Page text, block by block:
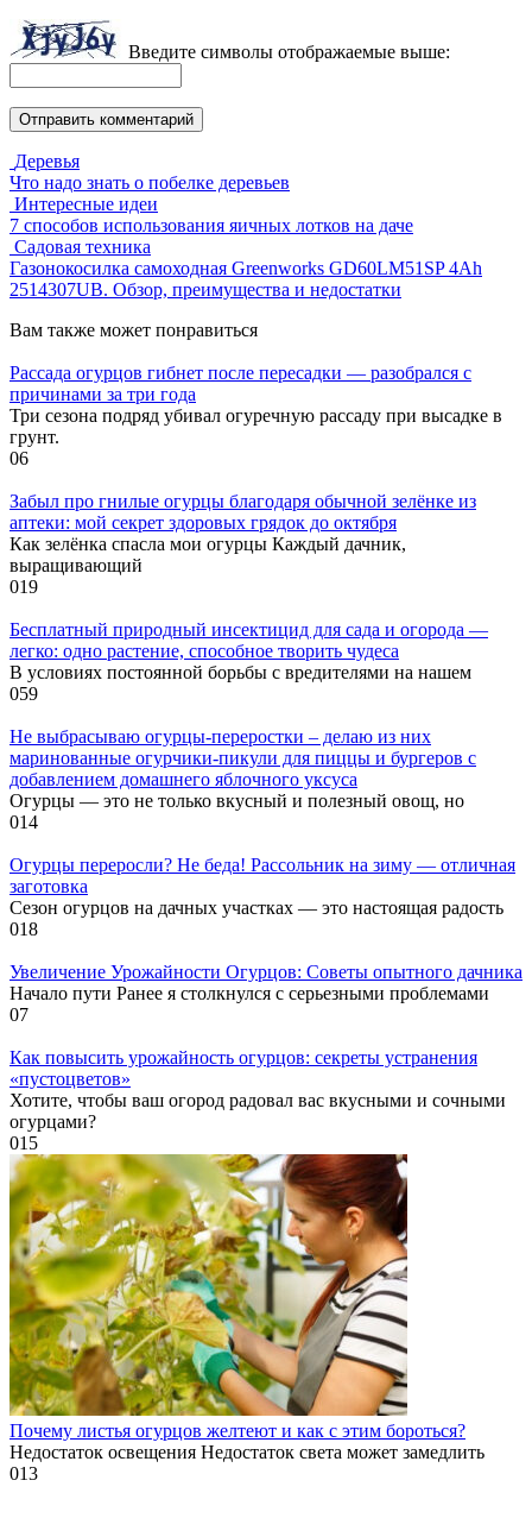
Введите символы отображаемые выше:
Деревья
Что надо знать о побелке деревьев
Интересные идеи
7 способов использования яичных лотков на даче
Садовая техника
Газонокосилка самоходная Greenworks GD60LM51SP 4Ah
2514307UB. Обзор, преимущества и недостатки
Вам также может понравиться
Рассада огурцов гибнет после пересадки — разобрался с
причинами за три года
Три сезона подряд убивал огуречную рассаду при высадке в
грунт.
06
Забыл про гнилые огурцы благодаря обычной зелёнке из
аптеки: мой секрет здоровых грядок до октября
Как зелёнка спасла мои огурцы Каждый дачник,
выращивающий
019
Бесплатный природный инсектицид для сада и огорода —
легко: одно растение, способное творить чудеса
В условиях постоянной борьбы с вредителями на нашем
059
Не выбрасываю огурцы-переростки – делаю из них
маринованные огурчики-пикули для пиццы и бургеров с
добавлением домашнего яблочного уксуса
Огурцы — это не только вкусный и полезный овощ, но
014
Огурцы переросли? Не беда! Рассольник на зиму — отличная
заготовка
Сезон огурцов на дачных участках — это настоящая радость
018
Увеличение Урожайности Огурцов: Советы опытного дачника
Начало пути Ранее я столкнулся с серьезными проблемами
07
Как повысить урожайность огурцов: секреты устранения
«пустоцветов»
Хотите, чтобы ваш огород радовал вас вкусными и сочными
огурцами?
015
Почему листья огурцов желтеют и как с этим бороться?
Недостаток освещения Недостаток света может замедлить
013